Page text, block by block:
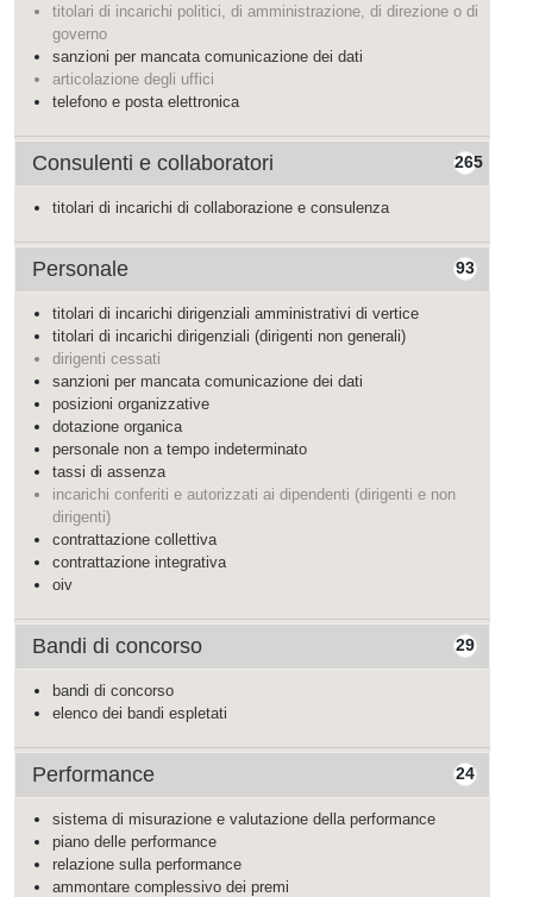
titolari di incarichi politici, di amministrazione, di direzione o di
governo
sanzioni per mancata comunicazione dei dati
articolazione degli uffici
telefono e posta elettronica
265
Consulenti e collaboratori
titolari di incarichi di collaborazione e consulenza
93
Personale
titolari di incarichi dirigenziali amministrativi di vertice
titolari di incarichi dirigenziali (dirigenti non generali)
dirigenti cessati
sanzioni per mancata comunicazione dei dati
posizioni organizzative
dotazione organica
personale non a tempo indeterminato
tassi di assenza
incarichi conferiti e autorizzati ai dipendenti (dirigenti e non
dirigenti)
contrattazione collettiva
contrattazione integrativa
oiv
29
Bandi di concorso
bandi di concorso
elenco dei bandi espletati
24
Performance
sistema di misurazione e valutazione della performance
piano delle performance
relazione sulla performance
ammontare complessivo dei premi